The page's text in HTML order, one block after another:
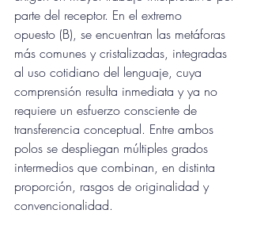
parte del receptor. En el extremo
opuesto (B), se encuentran las metáforas
más comunes y cristalizadas, integradas
al uso cotidiano del lenguaje, cuya
comprensión resulta inmediata y ya no
requiere un esfuerzo consciente de
transferencia conceptual. Entre ambos
polos se despliegan múltiples grados
intermedios que combinan, en distinta
proporción, rasgos de originalidad y
convencionalidad.